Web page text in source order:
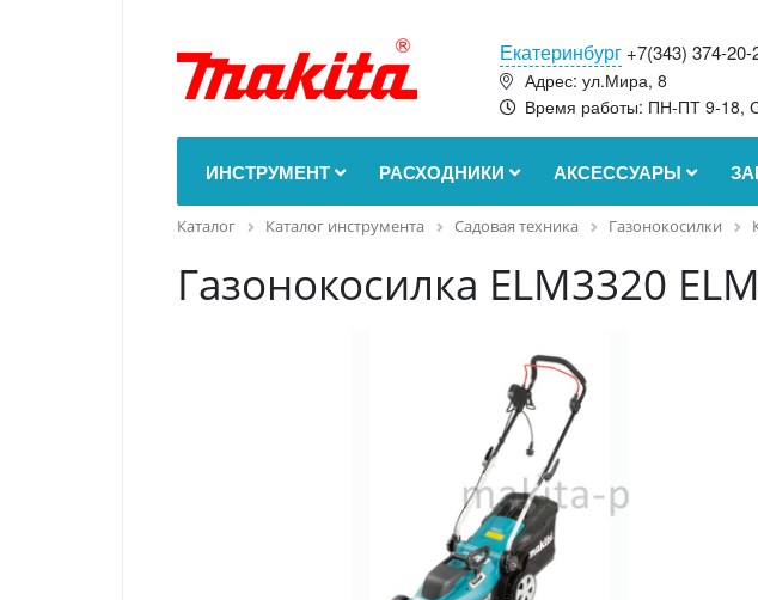
Екатеринбург +7(343) 374-
Адрес: ул.Мира, 8
Время работы: ПН-ПТ 9-18,
ИНСТРУМЕНТ РАСХОДНИКИ АКСЕССУАРЫ
Каталог Каталог инструмента Садовая техника Газонокосилки
Газонокосилка ELM3320